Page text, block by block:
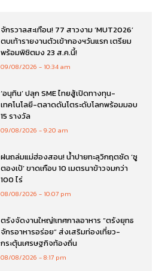
จักรวาลสะเทือน! 77 สาวงาม ‘MUT2026’
ตบเท้ารายงานตัวเข้ากองฯวันแรก เตรียม
พร้อมพิชิตมง 23 ส.ค.นี้!
09/08/2026 10:34 am
‘อนุทิน’ ปลุก SME ไทยสู้เปิดทางทุน-
เทคโนโลยี-ตลาดดันโตระดับโลกพร้อมมอบ
15 รางวัล
09/08/2026 9:20 am
ฝนถล่มแม่ฮ่องสอน! น้ำปายทะลุวิกฤตซัด ‘ซู
ตองเป้’ ขาดเกือบ 10 เมตรนาข้าวจมกว่า
100 ไร่
08/08/2026 10:07 pm
ตรังจัดงานใหญ่!เทศกาลอาหาร “ตรังยุทธ
จักรอาหารอร่อย” ส่งเสริมท่องเที่ยว-
กระตุ้นเศรษฐกิจท้องถิ่น
08/08/2026 8:17 pm